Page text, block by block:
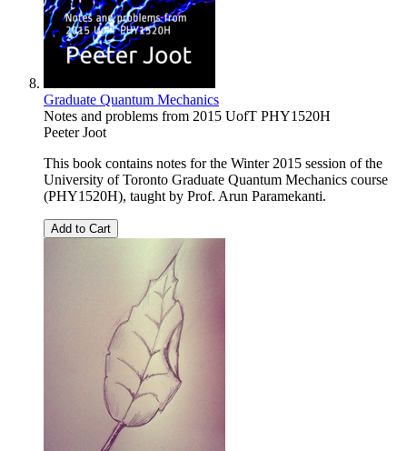
Graduate Quantum Mechanics
Notes and problems from 2015 UofT PHY1520H
Peeter Joot
This book contains notes for the Winter 2015 session of the
University of Toronto Graduate Quantum Mechanics course
(PHY1520H), taught by Prof. Arun Paramekanti.
Add to Cart